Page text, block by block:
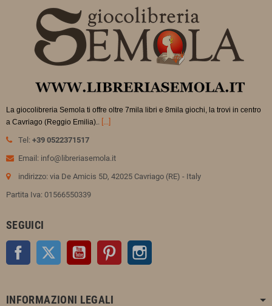
La giocolibreria Semola ti offre oltre 7mila libri e 8mila giochi, la trovi in centro
a Cavriago (Reggio Emilia).. [...]
Tel: +39 0522371517
Email: info@libreriasemola.it
indirizzo: via De Amicis 5D, 42025 Cavriago (RE) - Italy
Partita Iva: 01566550339
SEGUICI
Facebook Twitter YouTube Pinterest
INFORMAZIONI LEGALI